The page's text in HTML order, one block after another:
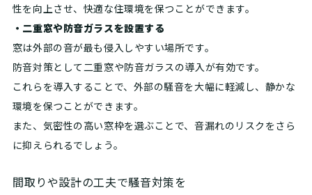
性を向上させ、快適な住環境を保つことができます。
・二重窓や防音ガラスを設置する
窓は外部の音が最も侵入しやすい場所です。
防音対策として二重窓や防音ガラスの導入が有効です。
これらを導入することで、外部の騒音を大幅に軽減し、静かな
環境を保つことができます。
また、気密性の高い窓枠を選ぶことで、音漏れのリスクをさら
に抑えられるでしょう。
間取りや設計の工夫で騒音対策を